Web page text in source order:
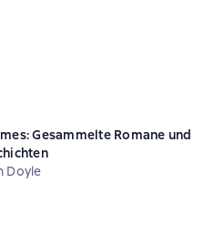
Gesammelte Romane und
Doyle
рейтинг 0 на основе 0 оценок